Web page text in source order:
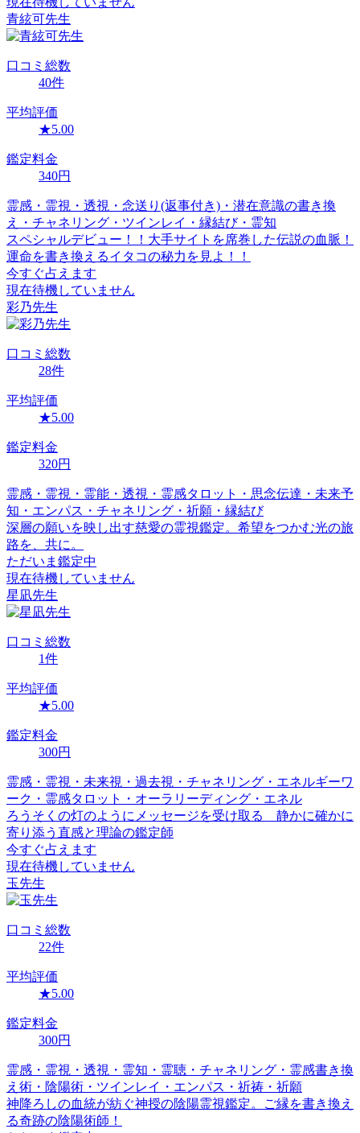
青絃可先生
口コミ 総数
40件
平均評価
★5.00
鑑定料金
340円
霊感・霊視・透視・念送り(返事付き)・潜在意識の書き換
え・チャネリング・ツインレイ・縁結び・霊知
スペシャルデビュー！！大手サイトを席巻した伝説の血脈！
運命を書き換えるイタコの秘力を見よ！！
今すぐ占えます
現在待機していません
彩乃先生
口コミ 総数
28件
平均評価
★5.00
鑑定料金
320円
霊感・霊視・霊能・透視・霊感タロット・思念伝達・未来予
知・エンパス・チャネリング・祈願・縁結び
深層の願いを映し出す慈愛の霊視鑑定。希望をつかむ光の旅
路を、共に。
ただいま鑑定中
現在待機していません
星凪先生
口コミ 総数
1件
平均評価
★5.00
鑑定料金
300円
霊感・霊視・未来視・過去視・チャネリング・エネルギーワ
ーク・霊感タロット・オーラリーディング・エネル
ろうそくの灯のようにメッセージを受け取る 静かに確かに
寄り添う直感と理論の鑑定師
今すぐ占えます
現在待機していません
玉先生
口コミ 総数
22件
平均評価
★5.00
鑑定料金
300円
霊感・霊視・透視・霊知・霊聴・チャネリング・霊感書き換
え術・陰陽術・ツインレイ・エンパス・祈祷・祈願
神降ろしの血統が紡ぐ神授の陰陽霊視鑑定。ご縁を書き換え
る奇跡の陰陽術師！